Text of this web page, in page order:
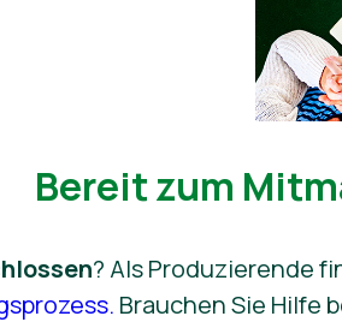
Bereit zum
? Als Produzierende
Brauchen Sie Hilfe